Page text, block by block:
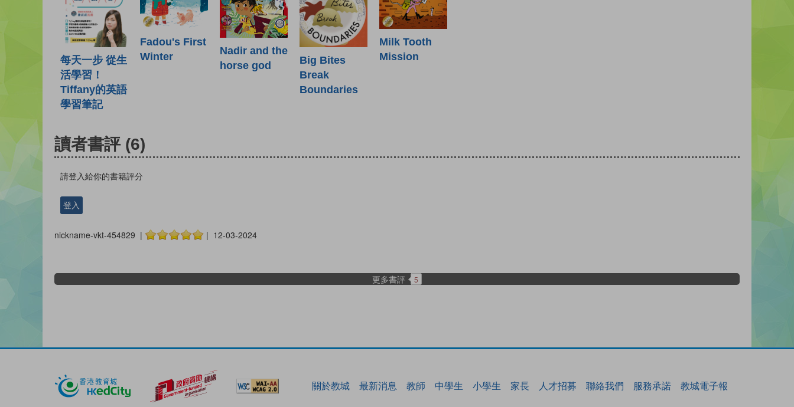
每天一步 從生
活學習！
Tiffany的英語
學習筆記
Fadou's First
Winter
Nadir and the
horse god
Big Bites
Break
Boundaries
Milk Tooth
Mission
讀者書評 (6)
請登入給你的書籍評分
登入
nickname-vkt-454829 | | 12-03-2024
更多書評 5
關於教城 最新消息 教師 中學生 小學生 家長 人才招募 聯絡我們 服務承諾 教城電子報